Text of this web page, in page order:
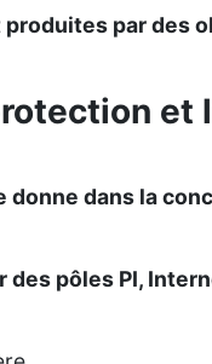
par des
et
dans la
pôles PI,